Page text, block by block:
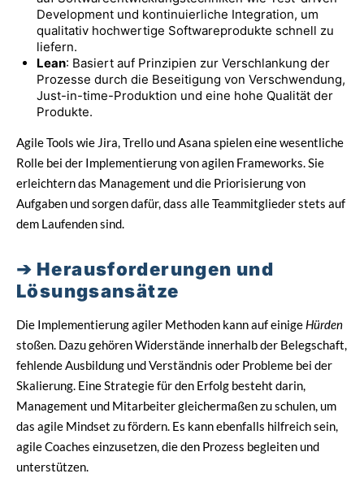
Development und kontinuierliche Integration, um
qualitativ hochwertige Softwareprodukte schnell zu
liefern.
Lean: Basiert auf Prinzipien zur Verschlankung der
Prozesse durch die Beseitigung von Verschwendung,
Just-in-time-Produktion und eine hohe Qualität der
Produkte.
Agile Tools wie Jira, Trello und Asana spielen eine wesentliche
Rolle bei der Implementierung von agilen Frameworks. Sie
erleichtern das Management und die Priorisierung von
Aufgaben und sorgen dafür, dass alle Teammitglieder stets auf
dem Laufenden sind.
Herausforderungen und
Lösungsansätze
Die Implementierung agiler Methoden kann auf einige Hürden
stoßen. Dazu gehören Widerstände innerhalb der Belegschaft,
fehlende Ausbildung und Verständnis oder Probleme bei der
Skalierung. Eine Strategie für den Erfolg besteht darin,
Management und Mitarbeiter gleichermaßen zu schulen, um
das agile Mindset zu fördern. Es kann ebenfalls hilfreich sein,
agile Coaches einzusetzen, die den Prozess begleiten und
unterstützen.